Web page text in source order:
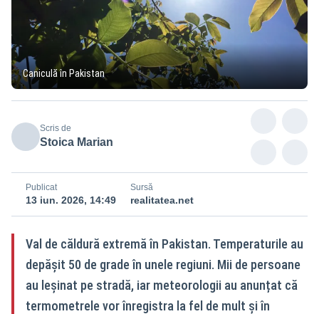
Caniculă în Pakistan
Scris de
Stoica Marian
Publicat
13 iun. 2026, 14:49
Sursă
realitatea.net
Val de căldură extremă în Pakistan. Temperaturile au
depășit 50 de grade în unele regiuni. Mii de persoane
au leșinat pe stradă, iar meteorologii au anunțat că
termometrele vor înregistra la fel de mult și în